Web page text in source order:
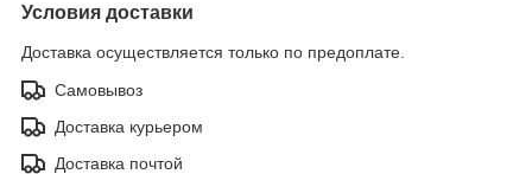
Условия доставки
Доставка осуществляется только по предоплате.
Самовывоз
Доставка курьером
Доставка почтой